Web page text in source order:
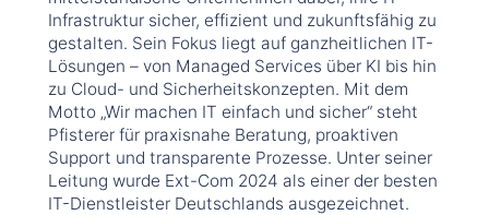
Infrastruktur sicher, effizient und zukunftsfähig zu
gestalten. Sein Fokus liegt auf ganzheitlichen IT-
Lösungen – von Managed Services über KI bis hin
zu Cloud- und Sicherheitskonzepten. Mit dem
Motto „Wir machen IT einfach und sicher“ steht
Pfisterer für praxisnahe Beratung, proaktiven
Support und transparente Prozesse. Unter seiner
Leitung wurde Ext-Com 2024 als einer der besten
IT-Dienstleister Deutschlands ausgezeichnet.